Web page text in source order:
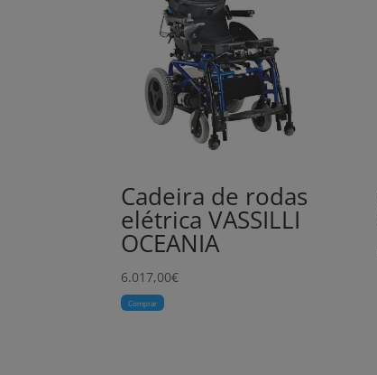
Cadeira de rodas
elétrica VASSILLI
OCEANIA
6.017,00€
Comprar